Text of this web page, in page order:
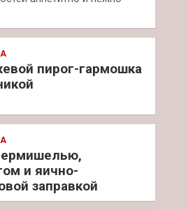
пирог-гармошка
и яично-
заправкой